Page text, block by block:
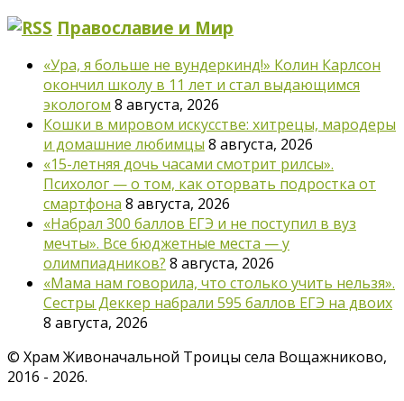
Православие и Мир
«Ура, я больше не вундеркинд!» Колин Карлсон
окончил школу в 11 лет и стал выдающимся
экологом 8 августа, 2026
Кошки в мировом искусстве: хитрецы, мародеры
и домашние любимцы 8 августа, 2026
«15-летняя дочь часами смотрит рилсы».
Психолог — о том, как оторвать подростка от
смартфона 8 августа, 2026
«Набрал 300 баллов ЕГЭ и не поступил в вуз
мечты». Все бюджетные места — у
олимпиадников? 8 августа, 2026
«Мама нам говорила, что столько учить нельзя».
Сестры Деккер набрали 595 баллов ЕГЭ на двоих
8 августа, 2026
© Храм Живоначальной Троицы села Вощажниково,
2016 - 2026.